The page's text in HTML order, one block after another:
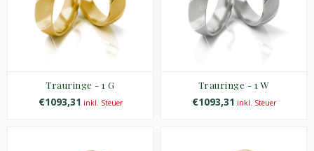
Trauringe - 1 G
€1093,31 inkl. Steuer
Trauringe - 1 W
€1093,31 inkl. Steuer